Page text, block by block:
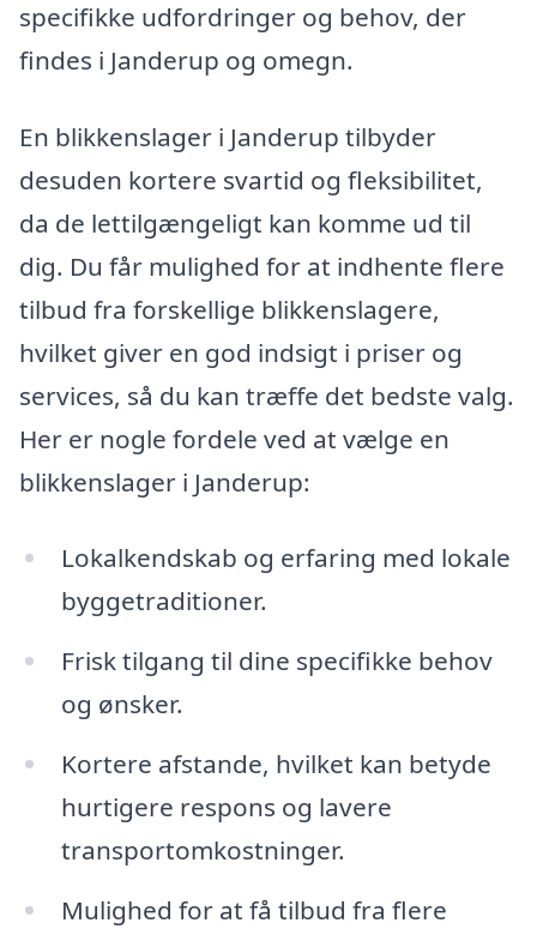
specifikke udfordringer og behov, der
findes i Janderup og omegn.
En blikkenslager i Janderup tilbyder
desuden kortere svartid og fleksibilitet,
da de lettilgængeligt kan komme ud til
dig. Du får mulighed for at indhente flere
tilbud fra forskellige blikkenslagere,
hvilket giver en god indsigt i priser og
services, så du kan træffe det bedste valg.
Her er nogle fordele ved at vælge en
blikkenslager i Janderup:
Lokalkendskab og erfaring med lokale
byggetraditioner.
Frisk tilgang til dine specifikke behov
og ønsker.
Kortere afstande, hvilket kan betyde
hurtigere respons og lavere
transportomkostninger.
Mulighed for at få tilbud fra flere